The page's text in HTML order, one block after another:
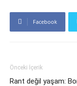
Facebook
Önceki İçerik
Rant değil yaşam: